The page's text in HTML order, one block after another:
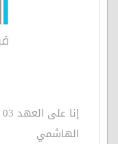
الهاشمي